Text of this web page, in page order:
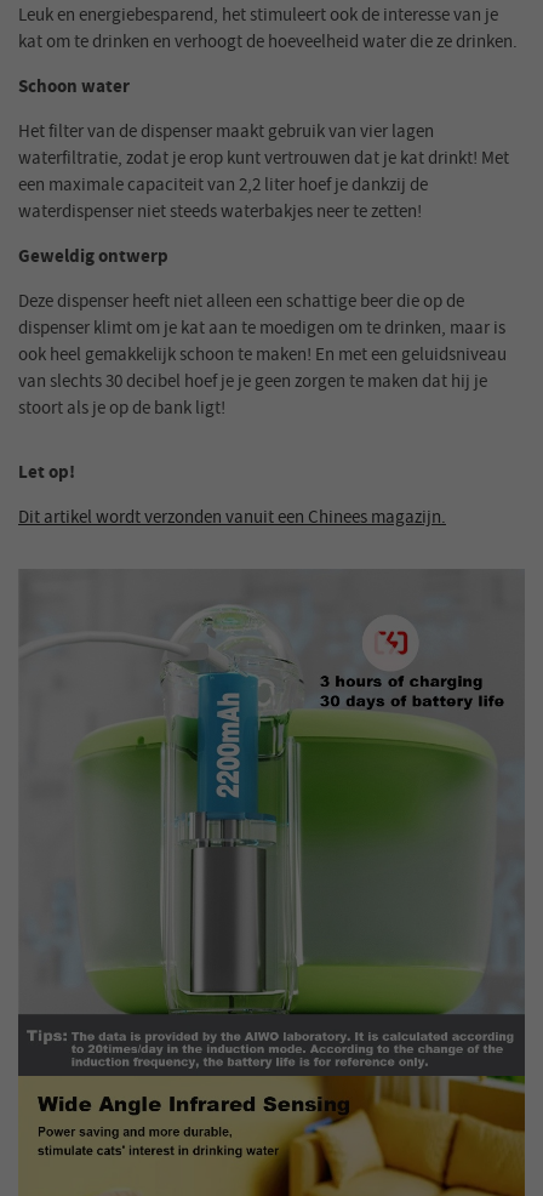
Leuk en energiebesparend, het stimuleert ook de interesse van je
kat om te drinken en verhoogt de hoeveelheid water die ze drinken.
Schoon water
Het filter van de dispenser maakt gebruik van vier lagen
waterfiltratie, zodat je erop kunt vertrouwen dat je kat drinkt! Met
een maximale capaciteit van 2,2 liter hoef je dankzij de
waterdispenser niet steeds waterbakjes neer te zetten!
Geweldig ontwerp
Deze dispenser heeft niet alleen een schattige beer die op de
dispenser klimt om je kat aan te moedigen om te drinken, maar is
ook heel gemakkelijk schoon te maken! En met een geluidsniveau
van slechts 30 decibel hoef je je geen zorgen te maken dat hij je
stoort als je op de bank ligt!
Let op!
Dit artikel wordt verzonden vanuit een Chinees magazijn.